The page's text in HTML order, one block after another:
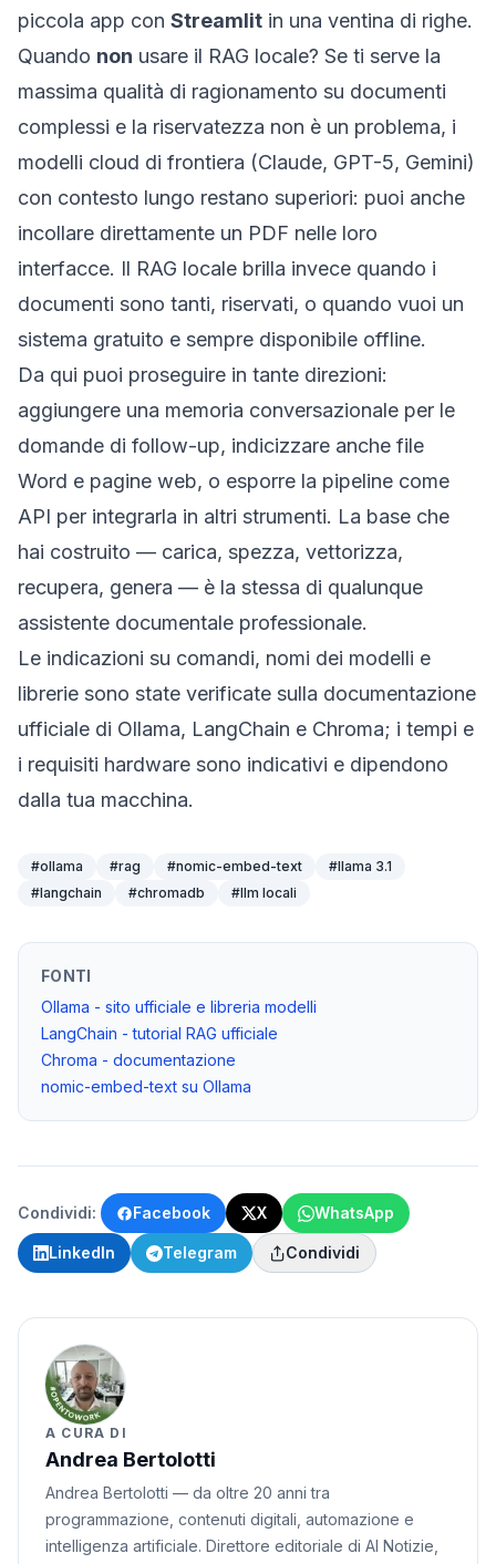
piccola app con Streamlit in una ventina di righe.
Quando non usare il RAG locale? Se ti serve la
massima qualità di ragionamento su documenti
complessi e la riservatezza non è un problema, i
modelli cloud di frontiera (Claude, GPT-5, Gemini)
con contesto lungo restano superiori: puoi anche
incollare direttamente un PDF nelle loro
interfacce. Il RAG locale brilla invece quando i
documenti sono tanti, riservati, o quando vuoi un
sistema gratuito e sempre disponibile offline.
Da qui puoi proseguire in tante direzioni:
aggiungere una memoria conversazionale per le
domande di follow-up, indicizzare anche file
Word e pagine web, o esporre la pipeline come
API per integrarla in altri strumenti. La base che
hai costruito — carica, spezza, vettorizza,
recupera, genera — è la stessa di qualunque
assistente documentale professionale.
Le indicazioni su comandi, nomi dei modelli e
librerie sono state verificate sulla documentazione
ufficiale di Ollama, LangChain e Chroma; i tempi e
i requisiti hardware sono indicativi e dipendono
dalla tua macchina.
#ollama #rag #nomic-embed-text #llama 3.1
#langchain #chromadb #llm locali
FONTI
Ollama - sito ufficiale e libreria modelli
LangChain - tutorial RAG ufficiale
Chroma - documentazione
nomic-embed-text su Ollama
Condividi: Facebook X WhatsApp
LinkedIn Telegram Condividi
A CURA DI
Andrea Bertolotti
Andrea Bertolotti — da oltre 20 anni tra
programmazione, contenuti digitali, automazione e
intelligenza artificiale. Direttore editoriale di AI Notizie,